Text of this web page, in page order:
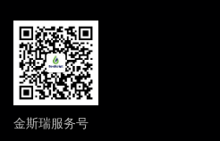
金斯瑞服务号